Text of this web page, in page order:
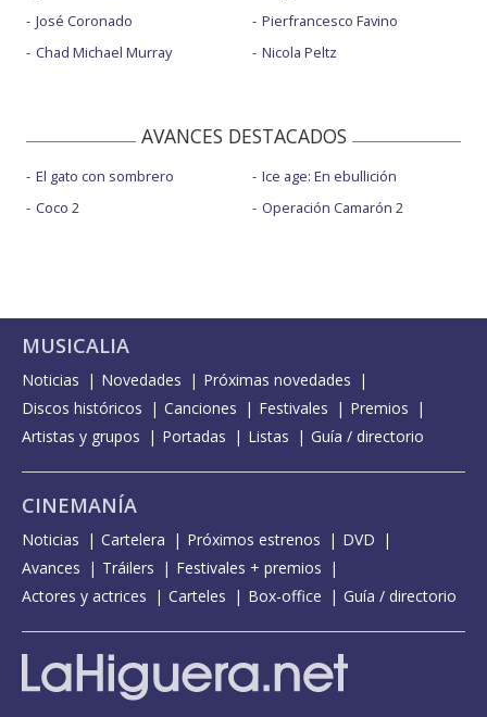
José Coronado
Chad Michael Murray
Pierfrancesco Favino
Nicola Peltz
AVANCES DESTACADOS
El gato con sombrero
Coco 2
Ice age: En ebullición
Operación Camarón 2
MUSICALIA
Noticias Novedades
Próximas novedades
Discos históricos
Canciones Festivales
Premios
Artistas y grupos
Portadas Listas Guía / directorio
CINEMANÍA
Noticias Cartelera Próximos estrenos
DVD
Avances
Tráilers
Festivales + premios
Actores y actrices
Carteles Box-office Guía / directorio